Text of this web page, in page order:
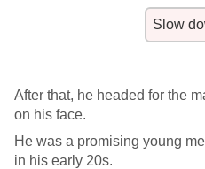
Slow
After that, he headed for the
on his face.
He was a promising young
in his early 20s.